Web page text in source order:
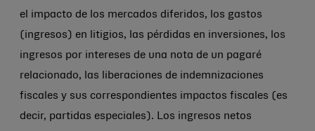
el impacto de los mercados diferidos, los gastos
(ingresos) en litigios, las pérdidas en inversiones, los
ingresos por intereses de una nota de un pagaré
relacionado, las liberaciones de indemnizaciones
fiscales y sus correspondientes impactos fiscales (es
decir, partidas especiales). Los ingresos netos